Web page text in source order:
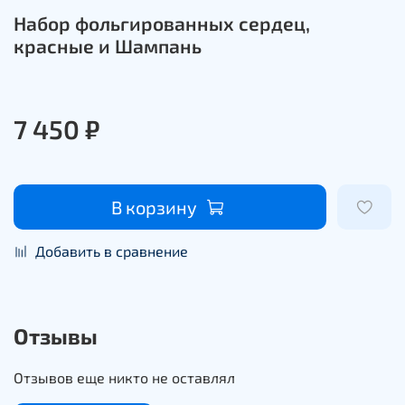
Набор фольгированных сердец,
красные и Шампань
7 450 ₽
В корзину
Добавить в сравнение
Отзывы
Отзывов еще никто не оставлял